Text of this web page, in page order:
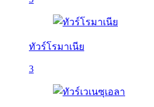
ทัวร์โรมาเนีย
3